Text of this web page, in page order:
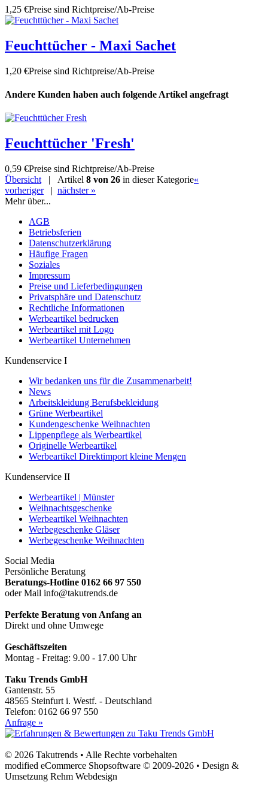
1,25 €Preise sind Richtpreise/Ab-Preise
Feuchttücher - Maxi Sachet
1,20 €Preise sind Richtpreise/Ab-Preise
Andere Kunden haben auch folgende Artikel angefragt
Feuchttücher 'Fresh'
0,59 €Preise sind Richtpreise/Ab-Preise
Übersicht | Artikel 8 von 26 in dieser Kategorie«
vorheriger| nächster »
Mehr über...
AGB
Betriebsferien
Datenschutzerklärung
Häufige Fragen
Soziales
Impressum
Preise und Lieferbedingungen
Privatsphäre und Datenschutz
Rechtliche Informationen
Werbeartikel bedrucken
Werbeartikel mit Logo
Werbeartikel Unternehmen
Kundenservice I
Wir bedanken uns für die Zusammenarbeit!
News
Arbeitskleidung Berufsbekleidung
Grüne Werbeartikel
Kundengeschenke Weihnachten
Lippenpflege als Werbeartikel
Originelle Werbeartikel
Werbeartikel Direktimport kleine Mengen
Kundenservice II
Werbeartikel | Münster
Weihnachtsgeschenke
Werbeartikel Weihnachten
Werbegeschenke Gläser
Werbegeschenke Weihnachten
Social Media
Persönliche Beratung
Beratungs-Hotline 0162 66 97 550
oder Mail info@takutrends.de
Perfekte Beratung von Anfang an
Direkt und ohne Umwege
Geschäftszeiten
Montag - Freitag: 9.00 - 17.00 Uhr
Taku Trends GmbH
Gantenstr. 55
48565 Steinfurt i. Westf. - Deutschland
Telefon: 0162 66 97 550
Anfrage »
© 2026 Takutrends • Alle Rechte vorbehalten
modified eCommerce Shopsoftware © 2009-2026 • Design &
Umsetzung Rehm Webdesign